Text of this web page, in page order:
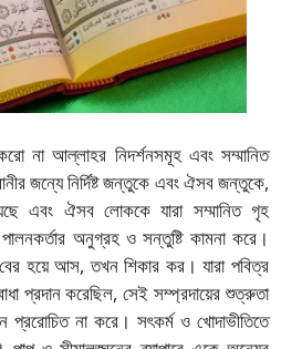
না আল্লাহর নিদর্শনসমূহ এবং সম্মানিত
জন্যে নির্দিষ্ট জন্তুকে এবং ঐসব জন্তুকে,
এবং ঐসব লোককে যারা সম্মানিত গৃহ
পালনকর্তার অনুগ্রহ ও সন্তুষ্টি কামনা করে।
হয়ে আস, তখন শিকার কর। যারা পবিত্র
প্রদান করেছিল, সেই সম্প্রদায়ের শুত্রুতা
প্ররোচিত না করে। সৎকর্ম ও খোদাভীতিতে